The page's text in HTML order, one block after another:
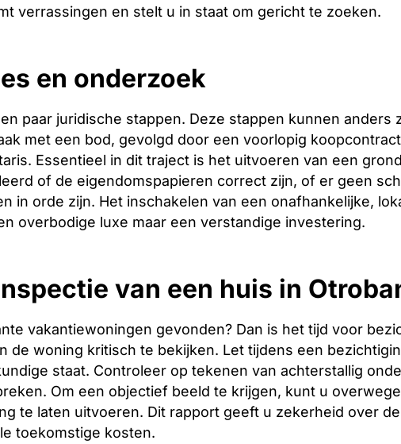
verrassingen en stelt u in staat om gericht te zoeken.
en onderzoek
paar juridische stappen. Deze stappen kunnen anders
met een bod, gevolgd door een voorlopig
Essentieel in dit traject is het uitvoeren van een
of de eigendomspapieren correct zijn, of er geen
in orde zijn. Het inschakelen van een onafhankelijke,
overbodige luxe maar een verstandige investering.
van een huis in
vakantiewoningen gevonden? Dan is het tijd voor
de woning kritisch te bekijken. Let tijdens een
staat. Controleer op tekenen van achterstallig
Om een objectief beeld te krijgen, kunt u
te laten uitvoeren. Dit rapport geeft u zekerheid over
toekomstige kosten.